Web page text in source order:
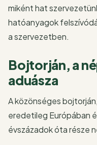
miként hat
hatóanyagok
a szervezetben.
Bojtorján, a
aduásza
A közönséges
eredetileg Európában
évszázadok óta része